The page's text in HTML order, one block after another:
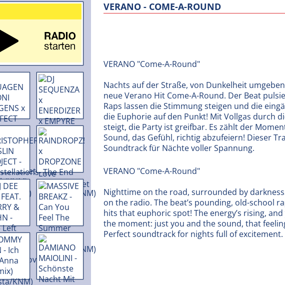
VERANO - COME-A-ROUND
VERANO "Come-A-Round"
Nachts auf der Straße, von Dunkelheit
neue Verano Hit Come-A-Round. Der Beat
Raps lassen die Stimmung steigen und die
die Euphorie auf den Punkt! Mit Vollgas durch
steigt, die Party ist greifbar. Es zählt der
Sound, das Gefühl, richtig abzufeiern! Dieser
Soundtrack für Nächte voller Spannung.
VERANO "Come-A-Round"
Nighttime on the road, surrounded by
on the radio. The beat’s pounding, old-school
hits that euphoric spot! The energy’s rising,
the moment: just you and the sound, that
Perfect soundtrack for nights full of excitement.